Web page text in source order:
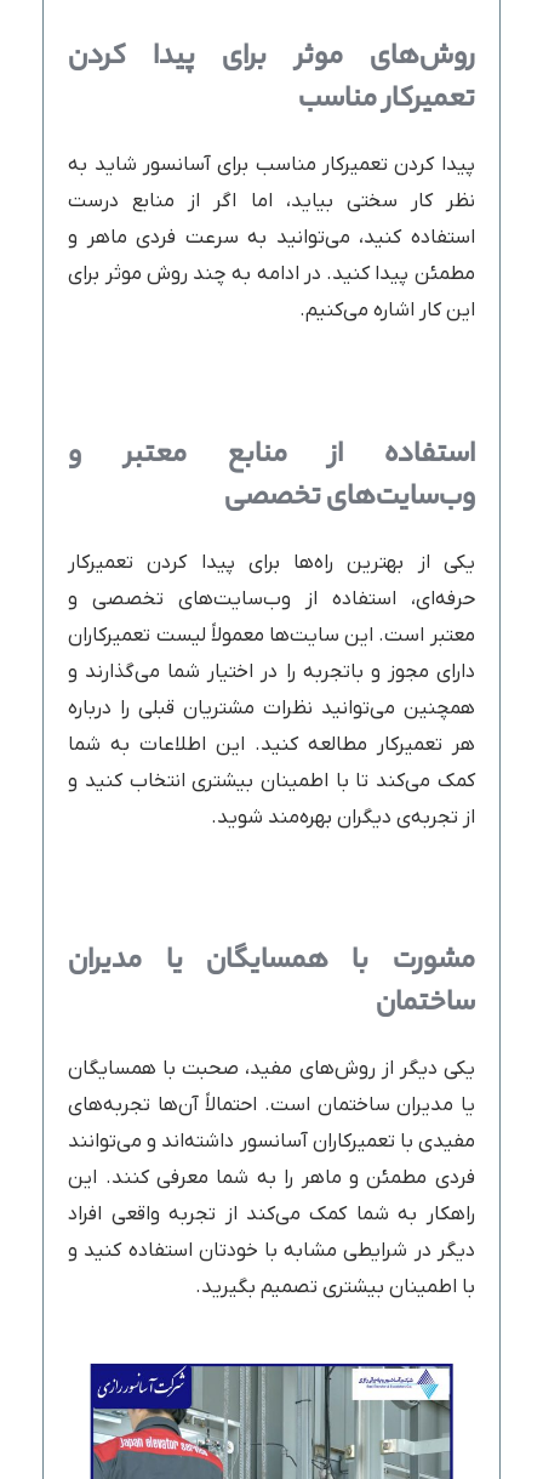
روش‌های موثر برای پیدا کردن
تعمیرکار مناسب
پیدا کردن تعمیرکار مناسب برای آسانسور شاید به
نظر کار سختی بیاید، اما اگر از منابع درست
استفاده کنید، می‌توانید به سرعت فردی ماهر و
مطمئن پیدا کنید. در ادامه به چند روش موثر برای
این کار اشاره می‌کنیم.
استفاده از منابع معتبر و
وب‌سایت‌های تخصصی
یکی از بهترین راه‌ها برای پیدا کردن تعمیرکار
حرفه‌ای، استفاده از وب‌سایت‌های تخصصی و
معتبر است. این سایت‌ها معمولاً لیست تعمیرکاران
دارای مجوز و باتجربه را در اختیار شما می‌گذارند و
همچنین می‌توانید نظرات مشتریان قبلی را درباره
هر تعمیرکار مطالعه کنید. این اطلاعات به شما
کمک می‌کند تا با اطمینان بیشتری انتخاب کنید و
از تجربه‌ی دیگران بهره‌مند شوید.
مشورت با همسایگان یا مدیران
ساختمان
یکی دیگر از روش‌های مفید، صحبت با همسایگان
یا مدیران ساختمان است. احتمالاً آن‌ها تجربه‌های
مفیدی با تعمیرکاران آسانسور داشته‌اند و می‌توانند
فردی مطمئن و ماهر را به شما معرفی کنند. این
راهکار به شما کمک می‌کند از تجربه واقعی افراد
دیگر در شرایطی مشابه با خودتان استفاده کنید و
با اطمینان بیشتری تصمیم بگیرید.